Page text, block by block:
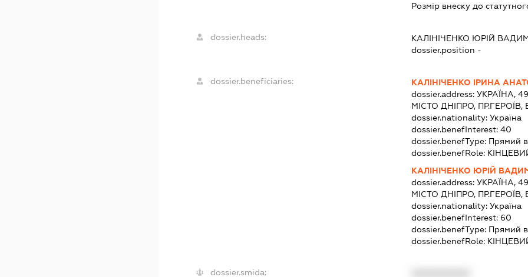
Розмір внеску до
dossier.heads:
КАЛІНІЧЕНКО ЮРІЙ
dossier.position -
dossier.beneficiaries:
КАЛІНІЧЕНКО ІРИНА
dossier.address:УКРАЇНА,
МІСТО ДНІПРО,
dossier.nationality:Україна
dossier.benefInterest:40
dossier.benefType: Прямий
dossier.benefRole:
КАЛІНІЧЕНКО ЮРІЙ
dossier.address:УКРАЇНА,
МІСТО ДНІПРО,
dossier.nationality:Україна
dossier.benefInterest: 60
dossier.benefType: Прямий
dossier.benefRole:
dossier.smida: